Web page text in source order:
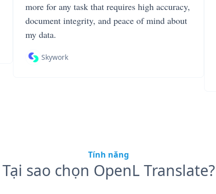
more for any task that requires high accuracy,
document integrity, and peace of mind about
my data.
Skywork
Tính năng
Tại sao chọn OpenL Translate?